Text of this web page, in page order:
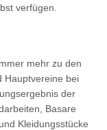
verfügen.
mehr zu den
Hauptvereine bei
der
Basare
Kleidungsstücke